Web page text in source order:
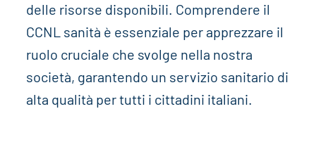
delle risorse disponibili. Comprendere il
CCNL sanità è essenziale per apprezzare il
ruolo cruciale che svolge nella nostra
società, garantendo un servizio sanitario di
alta qualità per tutti i cittadini italiani.